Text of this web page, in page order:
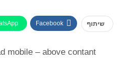
שיתוף Facebook